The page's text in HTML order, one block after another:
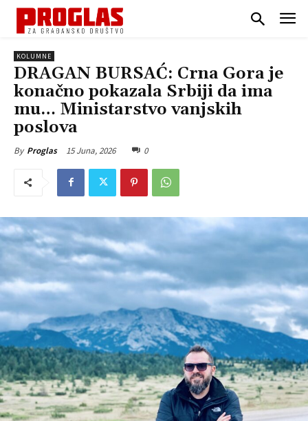
KOLUMNE
DRAGAN BURSAĆ: Crna Gora je
konačno pokazala Srbiji da ima
mu… Ministarstvo vanjskih
poslova
By Proglas 15 Juna, 2026 0